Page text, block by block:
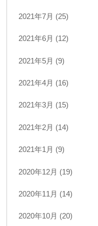
2021年7月 (25)
2021年6月 (12)
2021年5月 (9)
2021年4月 (16)
2021年3月 (15)
2021年2月 (14)
2021年1月 (9)
2020年12月 (19)
2020年11月 (14)
2020年10月 (20)